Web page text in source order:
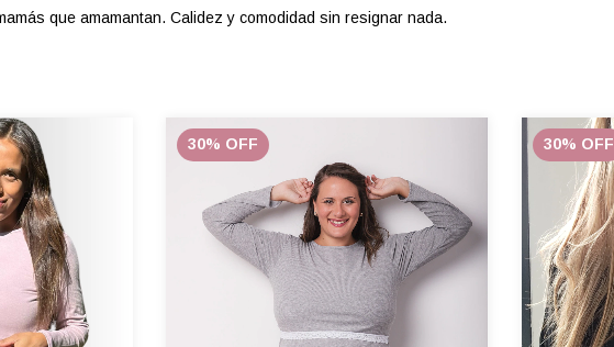
que amamantan. Calidez y comodidad sin resignar nada.
30% OFF 30% OFF